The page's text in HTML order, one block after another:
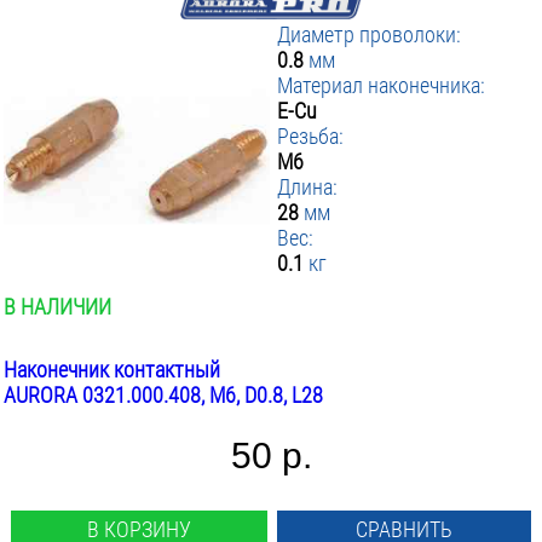
Оснастка для полуавтоматов
наконечники контактные держатели наконечника
спирали к соплам
Оснастка для TIG сварки
цанги держатели цанг
Диаметр проволоки:
0.8 мм
Материал наконечника:
E-Cu
Резьба:
М6
Длина:
28 мм
Вес:
0.1 кг
В НАЛИЧИИ
Наконечник контактный
AURORA 0321.000.408, М6, D0.8, L28
50 р.
В КОРЗИНУ СРАВНИТЬ